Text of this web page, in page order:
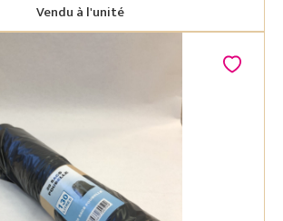
Vendu à l'unité